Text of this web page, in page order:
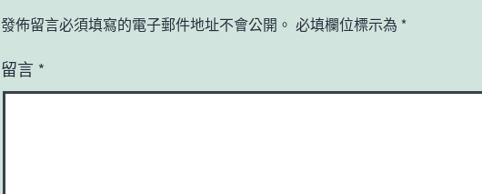
發佈留言必須填寫的電子郵件地址不會公開。 必填欄位標示為 *
留言 *